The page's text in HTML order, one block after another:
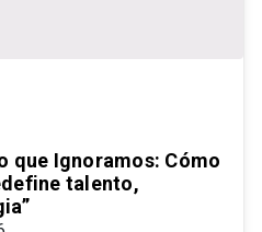
que Ignoramos: Cómo
talento,